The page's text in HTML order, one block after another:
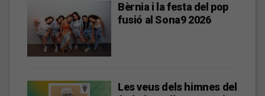
Bèrnia i la festa del pop
fusió al Sona9 2026
Les veus dels himnes del